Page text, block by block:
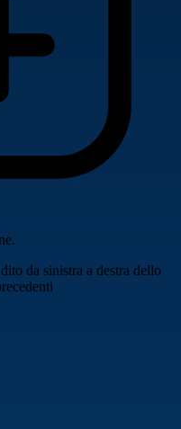
da sinistra a destra dello